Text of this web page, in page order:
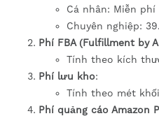
Cá nhân: Miễn
Chuyên nghiệp:
Phí FBA (Fulfillment by
Tính theo kích
Phí lưu kho:
Tính theo mét
Phí quảng cáo Amazon